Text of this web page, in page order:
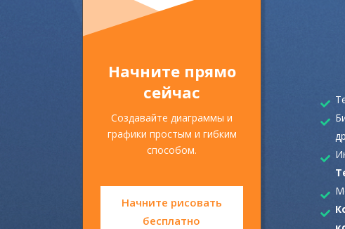
Начните прямо
сейчас
Создавайте диаграммы и
графики простым и гибким
способом.
Начните рисовать
бесплатно